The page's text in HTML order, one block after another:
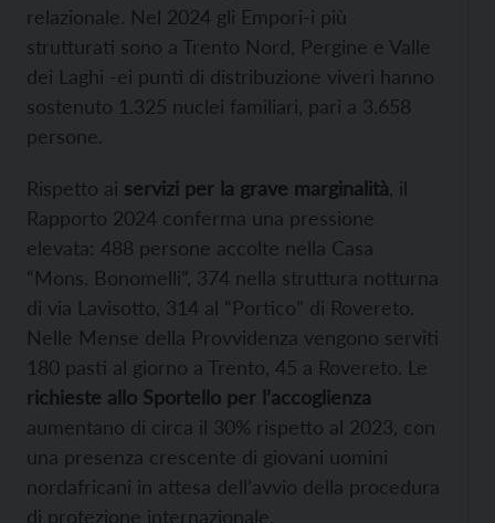
relazionale. Nel 2024 gli Empori-i più
strutturati sono a Trento Nord, Pergine e Valle
dei Laghi -ei punti di distribuzione viveri hanno
sostenuto 1.325 nuclei familiari, pari a 3.658
persone.
Rispetto ai servizi per la grave marginalità , il
Rapporto 2024 conferma una pressione
elevata: 488 persone accolte nella Casa
“Mons. Bonomelli”, 374 nella struttura notturna
di via Lavisotto, 314 al “Portico” di Rovereto.
Nelle Mense della Provvidenza vengono serviti
180 pasti al giorno a Trento, 45 a Rovereto. Le
richieste allo Sportello per l’accoglienza
aumentano di circa il 30% rispetto al 2023, con
una presenza crescente di giovani uomini
nordafricani in attesa dell’avvio della procedura
di protezione internazionale.